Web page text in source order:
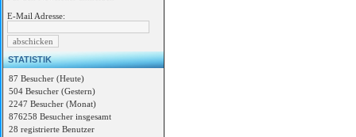
E-Mail Adresse:
STATISTIK
87 Besucher (Heute)
504 Besucher (Gestern)
2247 Besucher (Monat)
876258 Besucher insgesamt
28 registrierte Benutzer